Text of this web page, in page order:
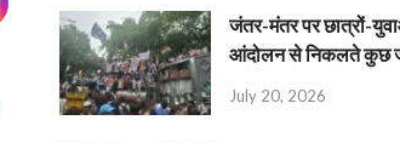
जंतर-मंतर पर छात्रों-
आंदोलन से निकलते कुछ
July 20, 2026